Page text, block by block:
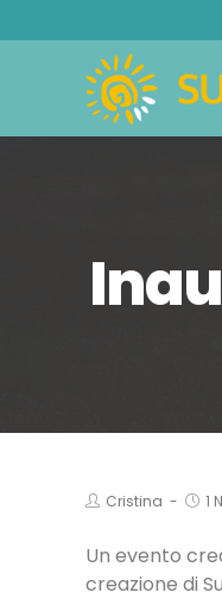
Cristina 1
Un evento
creazione di